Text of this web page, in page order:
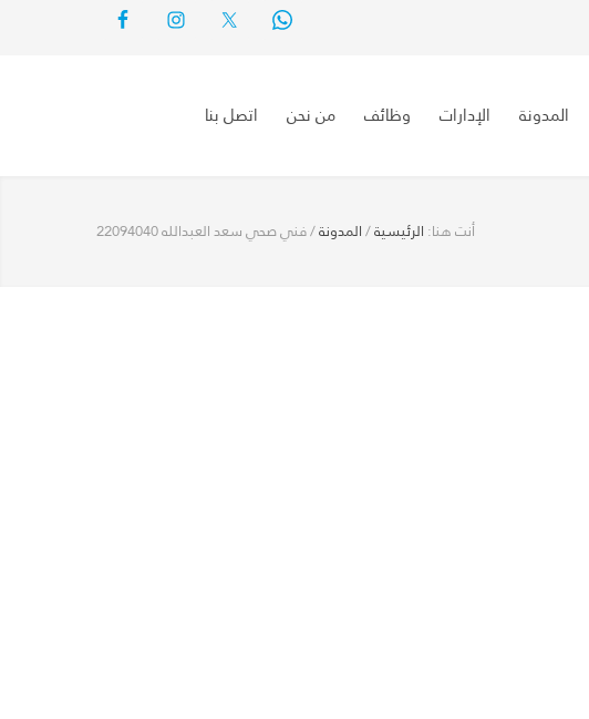
المدونة الإدارات وظائف من نحن اتصل بنا
أنت هنا: الرئيسية/المدونة/فني صحي سعد العبدالله 22094040